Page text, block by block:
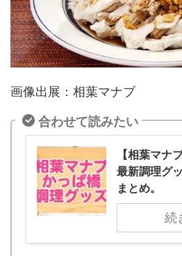
画像出展：相葉マナブ
合わせて読みたい
【相葉マナ
最新調理グ
まとめ。
続